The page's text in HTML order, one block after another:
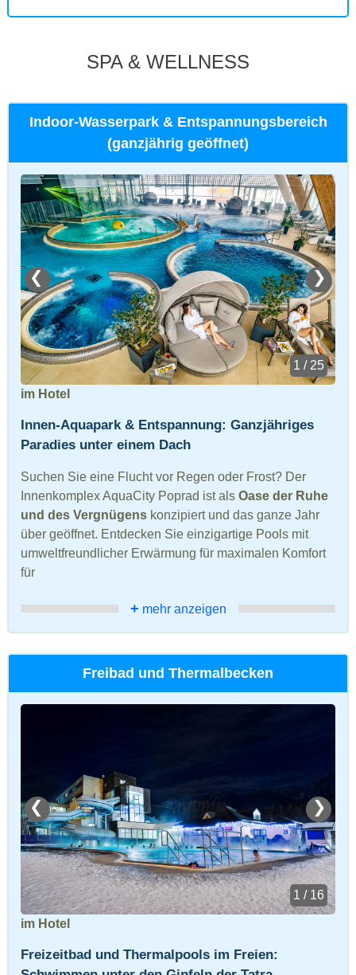
SPA & WELLNESS
Indoor-Wasserpark & Entspannungsbereich
(ganzjährig geöffnet)
❮ ❯
1 / 25
im Hotel
Innen-Aquapark & Entspannung: Ganzjähriges
Paradies unter einem Dach
Suchen Sie eine Flucht vor Regen oder Frost? Der
Innenkomplex AquaCity Poprad ist als Oase der Ruhe
und des Vergnügens konzipiert und das ganze Jahr
über geöffnet. Entdecken Sie einzigartige Pools mit
umweltfreundlicher Erwärmung für maximalen Komfort
für
+ mehr anzeigen
Freibad und Thermalbecken
❮ ❯
1 / 16
im Hotel
Freizeitbad und Thermalpools im Freien: